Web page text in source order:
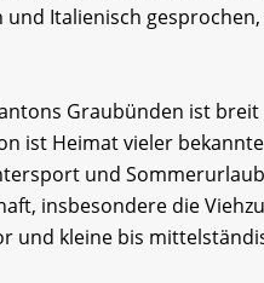
Italienisch
Graubünden ist
ist Heimat vieler
und
insbesondere die
und kleine bis